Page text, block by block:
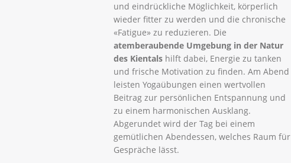
und eindrückliche Möglichkeit, körperlich
wieder fitter zu werden und die chronische
«Fatigue» zu reduzieren. Die
atemberaubende Umgebung in der Natur
des Kientals hilft dabei, Energie zu tanken
und frische Motivation zu finden. Am Abend
leisten Yogaübungen einen wertvollen
Beitrag zur persönlichen Entspannung und
zu einem harmonischen Ausklang.
Abgerundet wird der Tag bei einem
gemütlichen Abendessen, welches Raum für
Gespräche lässt.